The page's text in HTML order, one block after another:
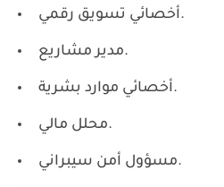
أخصائي تسويق رقمي.
مدير مشاريع.
أخصائي موارد بشرية.
محلل مالي.
مسؤول أمن سيبراني.